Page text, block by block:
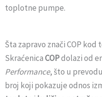
toplotne pumpe.
Šta zapravo znači COP
SkraćenicaCOPdolazi od
Performance, što u
broj koji pokazuje odnos